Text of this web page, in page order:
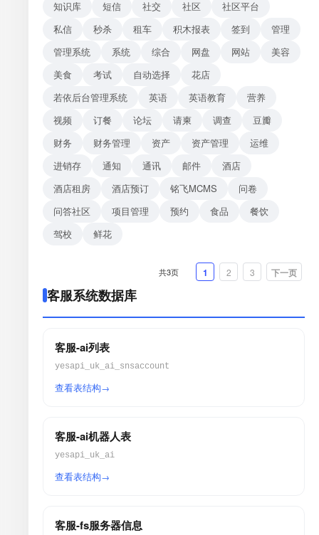
知识库
短信 社交 社区
社区平台
私信
秒杀 租车 积木报表 签到
管理
管理系统
系统 综合 网盘 网站
美容
美食
考试 自动选择
花店
若依后台管理系统
英语 英语教育
营养
视频
订餐 论坛 请柬 调查
豆瓣
财务
财务管理 资产 资产管理
运维
进销存
通知 通讯 邮件
酒店
酒店租房
酒店预订 铭飞MCMS
问卷
问答社区
项目管理 预约 食品
餐饮
驾校
鲜花
1 2 3 下一页
共3页
客服系统数据库
客服-ai列表
yesapi_uk_ai_snsaccount
查看表结构
客服-ai机器人表
yesapi_uk_ai
查看表结构
客服-fs服务器信息